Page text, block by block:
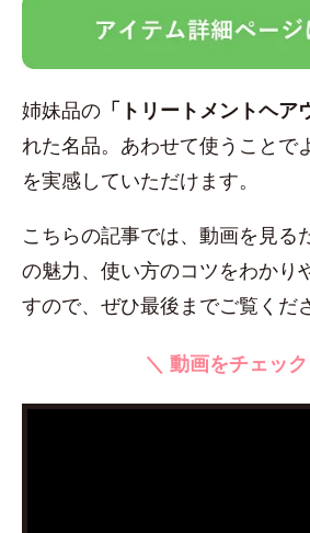
姉妹品の 「トリートメントヘア
れた名品。あわせて使うことで
を実感していただけます。
こちらの記事では、動画を見る
の魅力、使い方のコツをわかり
すので、ぜひ最後までご覧くだ
＼ 動画をチェッ